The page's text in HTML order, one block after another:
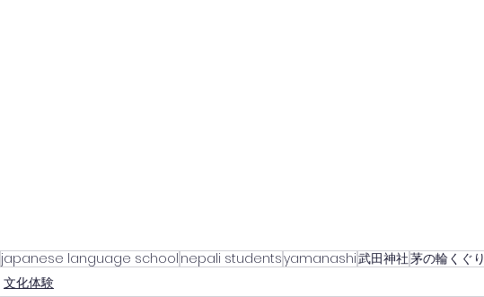
japanese language school nepali studentsyamanashi武田神社茅の輪くぐり
文化体験